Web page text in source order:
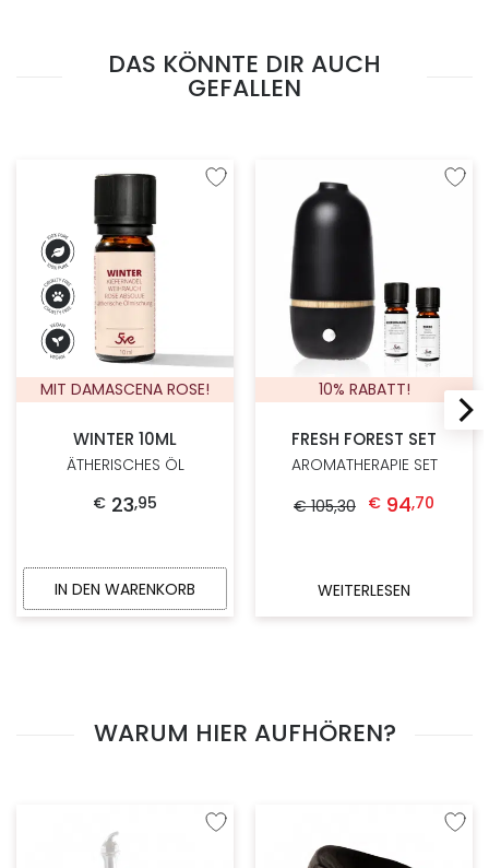
DAS KÖNNTE DIR AUCH
GEFALLEN
Zur Wunschliste hinzufügen
MIT DAMASCENA ROSE!
WINTER 10ML
ÄTHERISCHES ÖL
€ 23,95
IN DEN WARENKORB
Zur
10% RABATT!
FRESH FOREST SET
AROMATHERAPIE SET
€ 105,30
Ursprünglicher Preis war: € 105,30
€ 94,70
WEITERLESEN
WARUM HIER AUFHÖREN?
Zur Wunschliste hinzufügen Zur